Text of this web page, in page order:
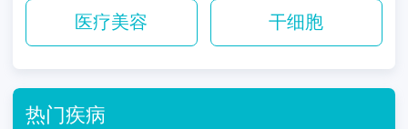
医疗美容 干细胞
热门疾病